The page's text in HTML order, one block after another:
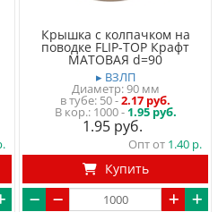
Крышка с колпачком на
поводке FLIP-TOP Крафт
МАТОВАЯ d=90
▸ ВЗЛП
Диаметр: 90 мм
в тубе 50-2.17 руб.
1000 - 1.95 руб.
1.95
Опт от 1.40
Купить